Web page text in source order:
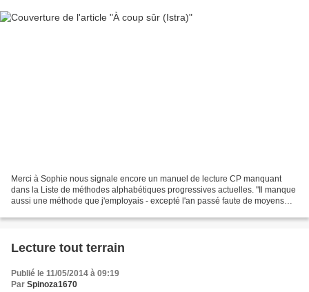
Merci à Sophie nous signale encore un manuel de lecture CP manquant
dans la Liste de méthodes alphabétiques progressives actuelles. "Il manque
aussi une méthode que j'employais - excepté l'an passé faute de moyens
Lecture tout terrain
Publié le 11/05/2014 à 09:19
Par Spinoza1670